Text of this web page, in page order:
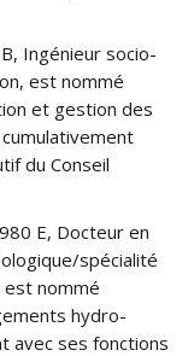
Ingénieur socio-
est nommé
et gestion des
du Conseil
E, Docteur en
spécialité
est nommé
hydro-
avec ses fonctions